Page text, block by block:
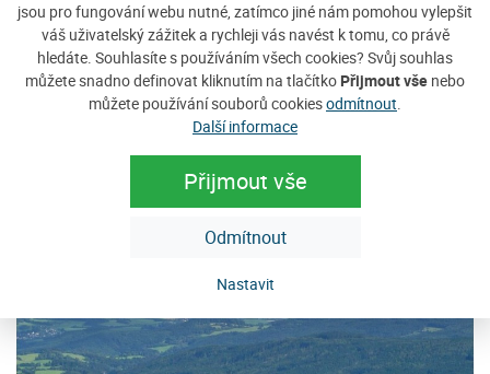
jsou pro fungování webu nutné, zatímco jiné nám pomohou vylepšit
váš uživatelský zážitek a rychleji vás navést k tomu, co právě
hledáte. Souhlasíte s používáním všech cookies? Svůj souhlas
můžete snadno definovat kliknutím na tlačítko Přijmout vše nebo
můžete používání souborů cookiesodmítnout.
Další informace
Přijmout vše
Odmítnout
Nastavit
Ubytování v soukromí Marie
Jedná se o třípatrový rodinný dům v obci Javorník ve výšce
960 mnm, který prošel v roce 1990 celkovou rekonstrukcí.
Dům je v mírném svahu s pěkným...